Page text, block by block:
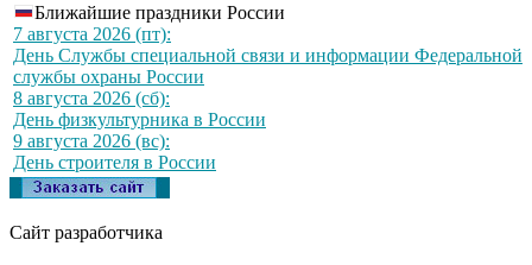
Ближайшие праздники России
7 августа 2026 (пт):
День Службы специальной связи и информации Федеральной
службы охраны России
8 августа 2026 (сб):
День физкультурника в России
9 августа 2026 (вс):
День строителя в России
Сайт разработчика